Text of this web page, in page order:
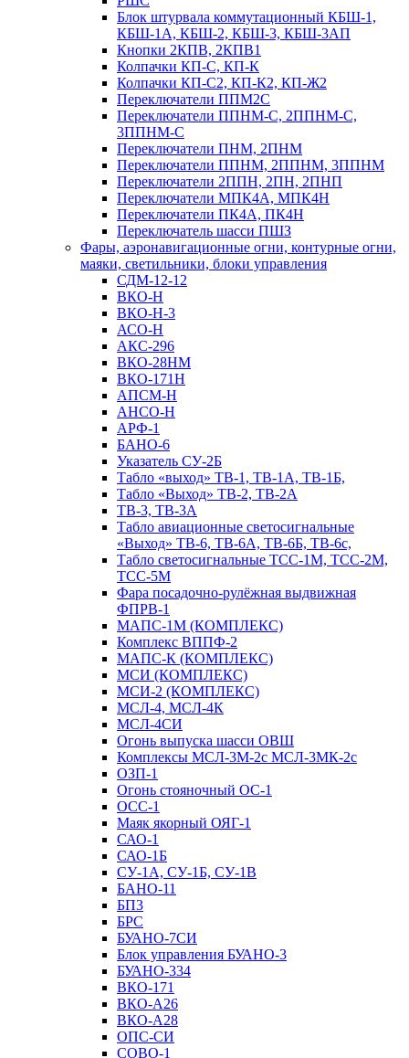
Блок штурвала коммутационный КБШ-1,
КБШ-1А, КБШ-2, КБШ-3, КБШ-3АП
Кнопки 2КПВ, 2КПВ1
Колпачки КП-С, КП-К
Колпачки КП-С2, КП-К2, КП-Ж2
Переключатели ППМ2С
Переключатели ППНМ-С, 2ППНМ-С,
3ППНМ-С
Переключатели ПНМ, 2ПНМ
Переключатели ППНМ, 2ППНМ, 3ППНМ
Переключатели 2ППН, 2ПН, 2ПНП
Переключатели МПК4А, МПК4Н
Переключатели ПК4А, ПК4Н
Переключатель шасси ПШЗ
Фары, аэронавигационные огни, контyрные огни,
маяки, светильники, блоки управления
СДМ-12-12
ВКО-Н
ВКО-Н-3
АСО-Н
АКС-296
ВКО-28НМ
ВКО-171Н
АПСМ-Н
АНСО-Н
АРФ-1
БАНО-6
Указатель СУ-2Б
Табло «выход» ТВ-1, ТВ-1А, ТВ-1Б,
Табло «Выход» ТВ-2, ТВ-2А
ТВ-3, ТВ-3А
Табло авиационные светосигнальные
«Выход» ТВ-6, ТВ-6А, ТВ-6Б, ТВ-6с,
Табло светосигнальные ТСС-1М, ТСС-2М,
ТСС-5М
Фара посадочно-рулёжная выдвижная
ФПРВ-1
МАПС-1М (КОМПЛЕКС)
Комплекс ВППФ-2
МАПС-К (КОМПЛЕКС)
МСИ (КОМПЛЕКС)
МСИ-2 (КОМПЛЕКС)
МСЛ-4, МСЛ-4К
МСЛ-4СИ
Огонь выпуска шасси ОВШ
Комплексы МСЛ-3М-2с МСЛ-3МК-2с
ОЗП-1
Огонь стояночный ОС-1
ОСС-1
Маяк якорный ОЯГ-1
САО-1
САО-1Б
СУ-1А, СУ-1Б, СУ-1В
БАНО-11
БП3
БРС
БУАНО-7СИ
Блок управления БУАНО-3
БУАНО-334
ВКО-171
ВКО-А26
ВКО-А28
ОПС-СИ
СОВО-1